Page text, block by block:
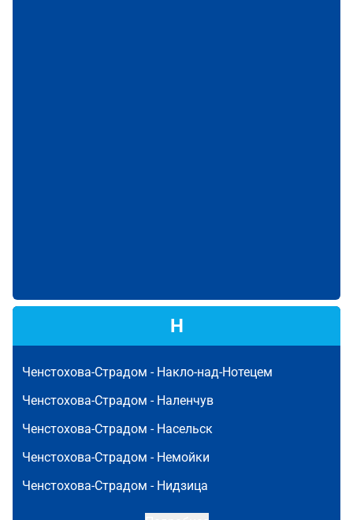
Н
Ченстохова-Страдом - Накло-над-Нотецем
Ченстохова-Страдом - Наленчув
Ченстохова-Страдом - Насельск
Ченстохова-Страдом - Немойки
Ченстохова-Страдом - Нидзица